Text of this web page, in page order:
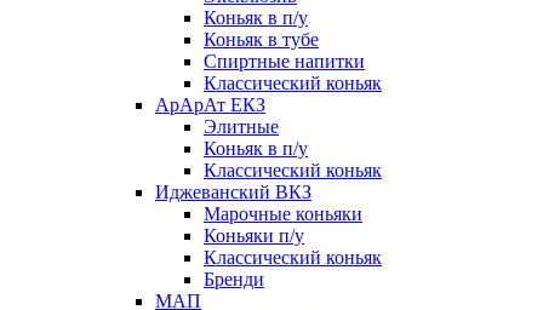
Коньяк в п/у
Коньяк в тубе
Спиртные напитки
Классический коньяк
АрАрАт ЕКЗ
Элитные
Коньяк в п/у
Классический коньяк
Иджеванский ВКЗ
Марочные коньяки
Коньяки п/у
Классический коньяк
Бренди
МАП